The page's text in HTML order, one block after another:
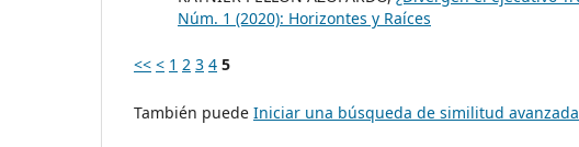
Núm. 1 (2020): Horizontes y Raíces
<< < 1 2 3 4 5
También puede Iniciar una búsqueda de similitud avanzada